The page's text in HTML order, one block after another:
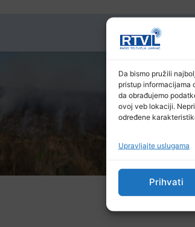
Da bismo pružili
pristup informacijama
da obrađujemo
ovoj veb lokaciji.
određene
Upravljajte uslugama
Prihvati